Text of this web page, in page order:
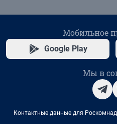
Мобильное
Google Play
Мы в
Контактные данные для